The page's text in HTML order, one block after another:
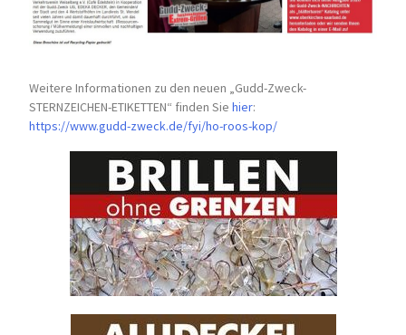
Weitere Informationen zu den neuen „Gudd-Zweck-
STERNZEICHEN-ETIKETTEN“ finden Siehier:
https://www.gudd-zweck.de/fyi/ho-roos-kop/